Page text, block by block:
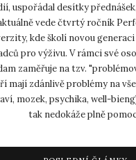
uspořádal desítky
vede čtvrtý ročník
kde školí novou
pro výživu. V rámci své
zaměřuje na tzv.
mají zdánlivě problémy na
mozek, psychika, well-
tak nedokáže plně